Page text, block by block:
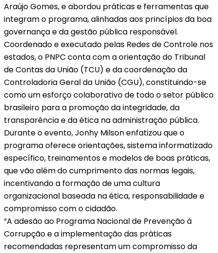
Araújo Gomes, e abordou práticas e ferramentas que
integram o programa, alinhadas aos princípios da boa
governança e da gestão pública responsável.
Coordenado e executado pelas Redes de Controle nos
estados, o PNPC conta com a orientação do Tribunal
de Contas da União (TCU) e da coordenação da
Controladoria Geral da União (CGU), constituindo-se
como um esforço colaborativo de todo o setor público
brasileiro para a promoção da integridade, da
transparência e da ética na administração pública.
Durante o evento, Jonhy Milson enfatizou que o
programa oferece orientações, sistema informatizado
específico, treinamentos e modelos de boas práticas,
que vão além do cumprimento das normas legais,
incentivando a formação de uma cultura
organizacional baseada na ética, responsabilidade e
compromisso com o cidadão.
“A adesão ao Programa Nacional de Prevenção à
Corrupção e a implementação das práticas
recomendadas representam um compromisso da